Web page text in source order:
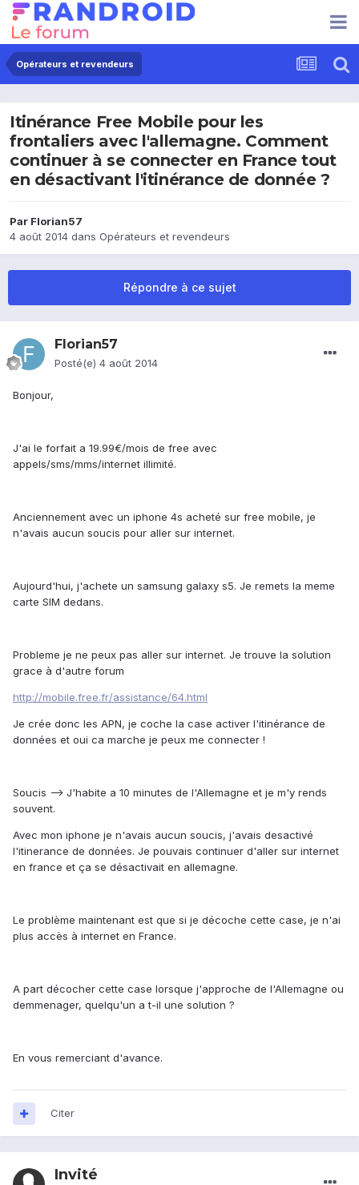
Opérateurs et revendeurs
Itinérance Free Mobile pour les
frontaliers avec l'allemagne. Comment
continuer à se connecter en France tout
en désactivant l'itinérance de donnée ?
Par Florian57
4 août 2014 dans Opérateurs et revendeurs
Répondre à ce sujet
Florian57
Posté(e) 4 août 2014
Bonjour,
J'ai le forfait a 19.99€/mois de free avec
appels/sms/mms/internet illimité.
Anciennement avec un iphone 4s acheté sur free mobile, je
n'avais aucun soucis pour aller sur internet.
Aujourd'hui, j'achete un samsung galaxy s5. Je remets la meme
carte SIM dedans.
Probleme je ne peux pas aller sur internet. Je trouve la solution
grace à d'autre forum
http://mobile.free.fr/assistance/64.html
Je crée donc les APN, je coche la case activer l'itinérance de
données et oui ca marche je peux me connecter !
Soucis --> J'habite a 10 minutes de l'Allemagne et je m'y rends
souvent.
Avec mon iphone je n'avais aucun soucis, j'avais desactivé
l'itinerance de données. Je pouvais continuer d'aller sur internet
en france et ça se désactivait en allemagne.
Le problème maintenant est que si je décoche cette case, je n'ai
plus accès à internet en France.
A part décocher cette case lorsque j'approche de l'Allemagne ou
demmenager, quelqu'un a t-il une solution ?
En vous remerciant d'avance.
Citer
Invité